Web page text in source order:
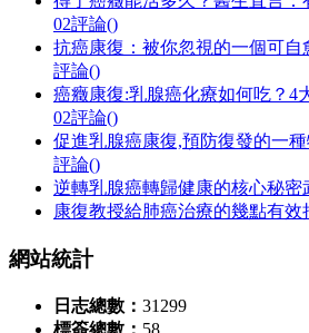
02評論()
抗癌康復：被你忽視的一個可自
評論()
癌癥康復:乳腺癌化療如何吃？4
02評論()
促進乳腺癌康復,預防復發的一
評論()
逆轉乳腺癌轉歸健康的核心秘密
康復教授給肺癌治療的幾點有效
網站統計
日志總數： 31299
標簽總數： 58